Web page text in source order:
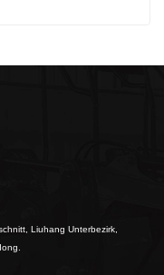
Liuhang Unterbezirk,